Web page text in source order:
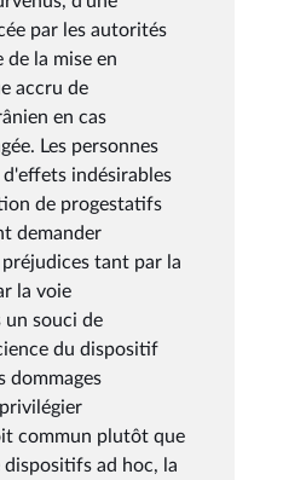
par les autorités
de la mise en
accru de
en cas
Les personnes
indésirables
de progestatifs
demander
tant par la
la voie
un souci de
du dispositif
dommages
commun plutôt que
ad hoc, la